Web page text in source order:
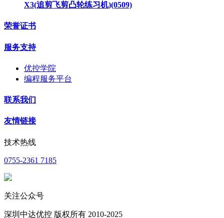
X3(追剪飞剪凸轮练习机)(0509)
荣誉证书
服务支持
优控学院
编程服务平台
联系我们
友情链接
技术热线
0755-2361 7185
关注公众号
深圳中达优控 版权所有 2010-2025